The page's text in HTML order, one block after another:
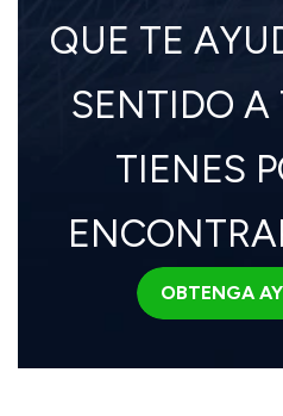
QUE TE
SENTIDO A
TIENES
OBTENGA